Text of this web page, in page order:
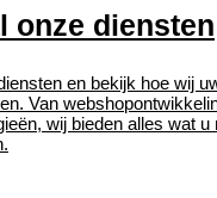
onze diensten
en bekijk hoe wij
Van
wij bieden alles wat u